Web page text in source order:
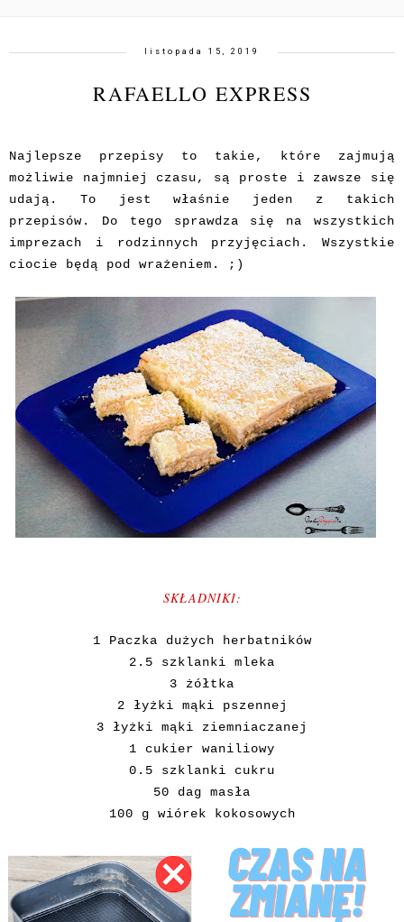
listopada 15, 2019
RAFAELLO EXPRESS
Najlepsze przepisy to takie, które zajmują
możliwie najmniej czasu, są proste i zawsze się
udają. To jest właśnie jeden z takich
przepisów. Do tego sprawdza się na wszystkich
imprezach i rodzinnych przyjęciach. Wszystkie
ciocie będą pod wrażeniem. ;)
SKŁADNIKI:
1 Paczka dużych herbatników
2.5 szklanki mleka
3 żółtka
2 łyżki mąki pszennej
3 łyżki mąki ziemniaczanej
1 cukier waniliowy
0.5 szklanki cukru
50 dag masła
100 g wiórek kokosowych